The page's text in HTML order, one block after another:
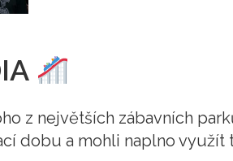
z největších zábavních
dobu a mohli naplno využít